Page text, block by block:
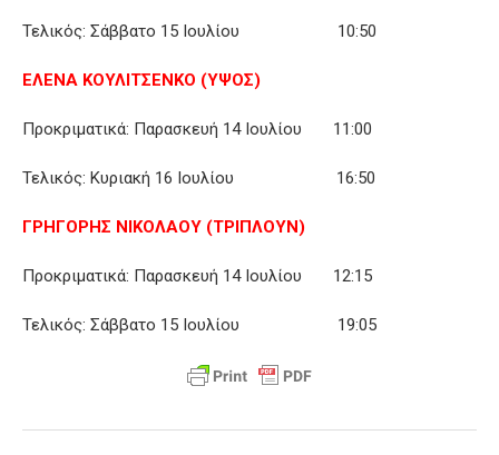
Τελικός: Σάββατο 15 Ιουλίου 10:50
ΕΛΕΝΑ ΚΟΥΛΙΤΣΕΝΚΟ (ΥΨΟΣ)
Προκριματικά: Παρασκευή 14 Ιουλίου 11:00
Τελικός: Κυριακή 16 Ιουλίου 16:50
ΓΡΗΓΟΡΗΣ ΝΙΚΟΛΑΟΥ (ΤΡΙΠΛΟΥΝ)
Προκριματικά: Παρασκευή 14 Ιουλίου 12:15
Τελικός: Σάββατο 15 Ιουλίου 19:05